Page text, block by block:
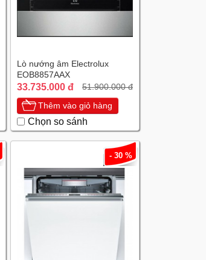
Lò nướng âm Electrolux
EOB8857AAX
33.735.000 đ 51.900.000 đ
Thêm vào giỏ hàng
Chọn so sánh
- 30 %